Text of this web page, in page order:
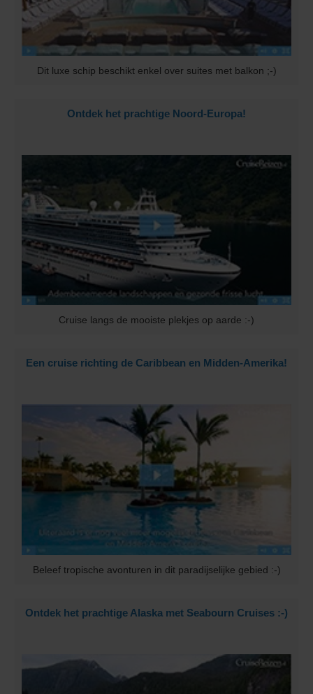
Dit luxe schip beschikt enkel over suites met balkon ;-)
Ontdek het prachtige Noord-Europa!
Cruise langs de mooiste plekjes op aarde :-)
Een cruise richting de Caribbean en Midden-Amerika!
Beleef tropische avonturen in dit paradijselijke gebied :-)
Ontdek het prachtige Alaska met Seabourn Cruises :-)